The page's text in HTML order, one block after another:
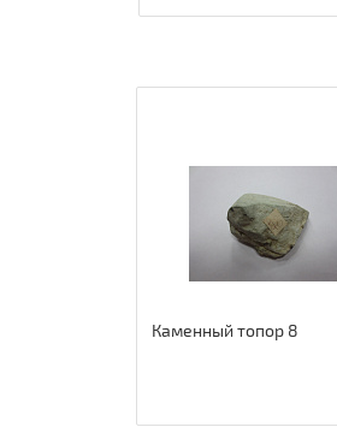
Каменный топор 8